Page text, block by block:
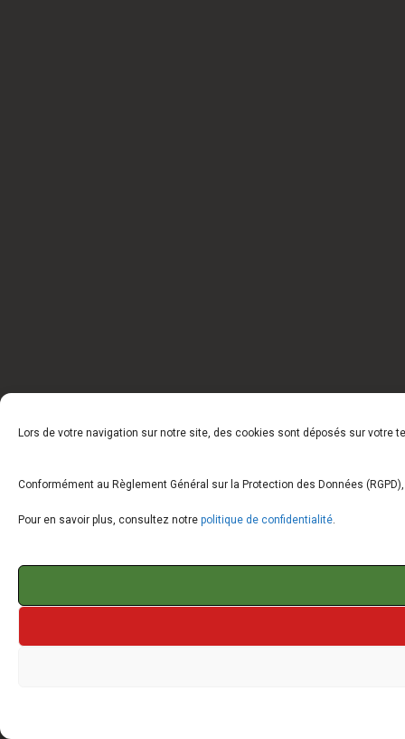
Lors de votre navigation sur notre site, des cookies sont déposés sur votre
Conformément au Règlement Général sur la Protection des Données
Pour en savoir plus, consultez notre politique de confidentialité.